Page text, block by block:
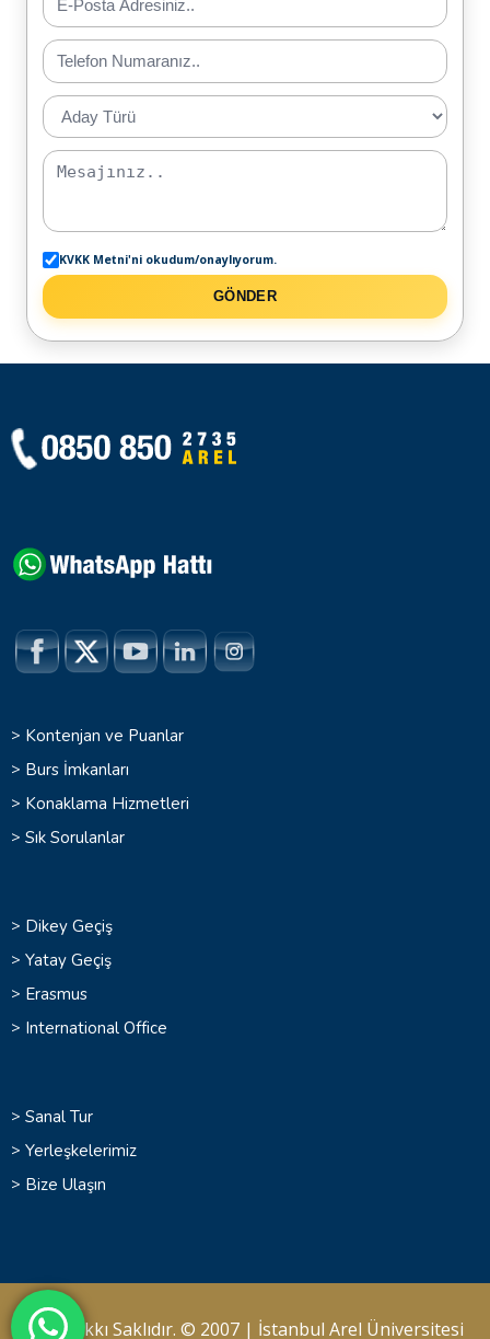
KVKK Metni'ni okudum/onaylıyorum.
GÖNDER
> Kontenjan ve Puanlar
> Burs İmkanları
> Konaklama Hizmetleri
> Sık Sorulanlar
> Dikey Geçiş
> Yatay Geçiş
> Erasmus
> International Office
> Sanal Tur
> Yerleşkelerimiz
> Bize Ulaşın
Her Hakkı Saklıdır. © 2007 | İstanbul Arel Üniversitesi